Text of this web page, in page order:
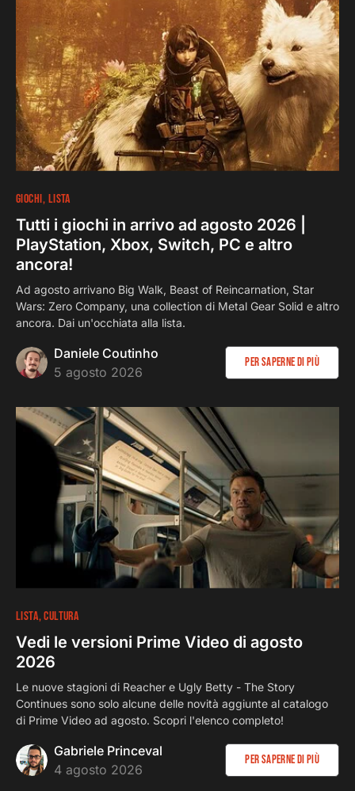
GIOCHI LISTA
Tutti i giochi in arrivo ad agosto 2026 |
PlayStation, Xbox, Switch, PC e altro
ancora!
Ad agosto arrivano Big Walk, Beast of Reincarnation, Star
Wars: Zero Company, una collection di Metal Gear Solid e altro
ancora. Dai un'occhiata alla lista.
Daniele Coutinho
5 agosto 2026
Per saperne di più
LISTA CULTURA
Vedi le versioni Prime Video di agosto
2026
Le nuove stagioni di Reacher e Ugly Betty - The Story
Continues sono solo alcune delle novità aggiunte al catalogo
di Prime Video ad agosto. Scopri l'elenco completo!
Gabriele Princeval
4 agosto 2026
Per saperne di più